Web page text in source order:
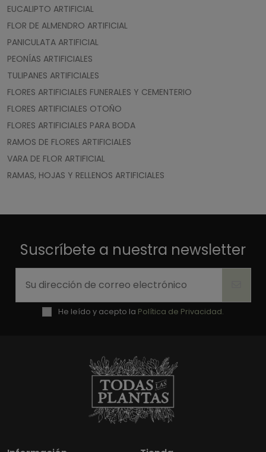
EUCALIPTO ARTIFICIAL
FLOR DE ALMENDRO ARTIFICIAL
PANICULATA ARTIFICIAL
PEONÍAS ARTIFICIALES
TULIPANES ARTIFICIALES
FLORES ARTIFICIALES FUNERALES Y CEMENTERIO
FLORES ARTIFICIALES OTOÑO
FLORES ARTIFICIALES PARA BODA
RAMOS DE FLORES ARTIFICIALES
VARA DE FLOR ARTIFICIAL
RAMAS, HOJAS Y RELLENOS ARTIFICIALES
Suscríbete a nuestra newsletter
He leído y acepto la Política de Privacidad.